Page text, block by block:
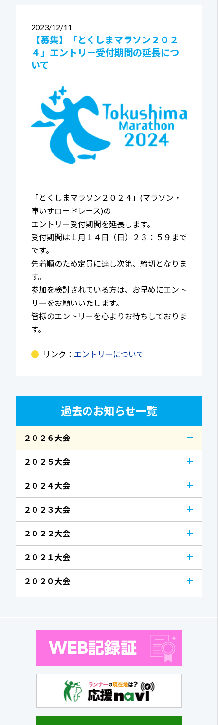
2023 12/11
【募集】「とくしまマラソン２０２
４」エントリー受付期間の延長につ
いて
「とくしまマラソン２０２４」(マラソン・
車いすロードレース)の
エントリー受付期間を延長します。
受付期間は１月１４日（日）２３：５９まで
です。
先着順のため定員に達し次第、締切となりま
す。
参加を検討されている方は、お早めにエント
リーをお願いいたします。
皆様のエントリーを心よりお待ちしておりま
す。
リンク： エントリーについて
過去のお知らせ一覧
２０２６大会
２０２５大会
２０２４大会
２０２３大会
２０２２大会
２０２１大会
２０２０大会